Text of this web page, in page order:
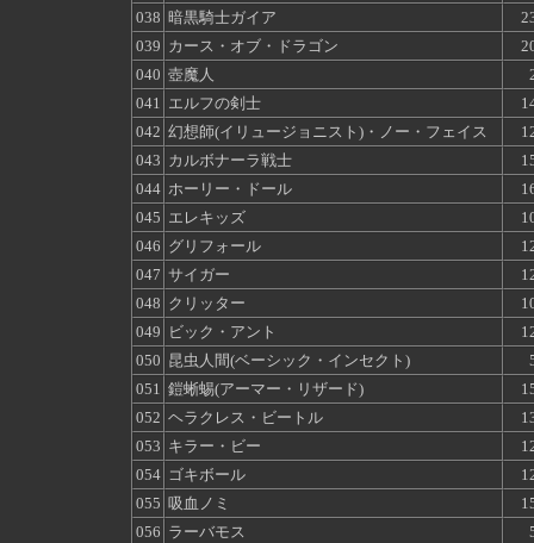
038 暗黒騎士ガイア
039 カース・オブ・ドラゴン
040 壺魔人
041 エルフの剣士
042 幻想師(イリュージョニスト)・ノー・フェイス
043 カルボナーラ戦士
044 ホーリー・ドール
045 エレキッズ
046 グリフォール
047 サイガー
048 クリッター
049 ビック・アント
050 昆虫人間(ベーシック・インセクト)
051 鎧蜥蜴(アーマー・リザード)
052 ヘラクレス・ビートル
053 キラー・ビー
054 ゴキボール
055 吸血ノミ
056 ラーバモス